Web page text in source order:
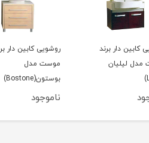
کابین دار برند
لیلیان
روشویی کابین دار
موست مدل
بوستون(Bostone)
ناموجود